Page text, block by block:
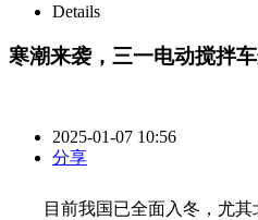
Details
寒潮来袭，三一电动搅拌车
2025-01-07 10:56
分享
目前我国已全面入冬，尤其